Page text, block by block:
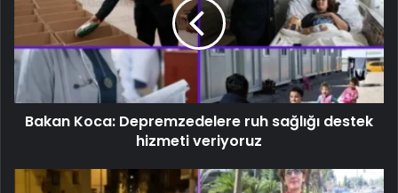
Bakan Koca: Depremzedelere ruh sağlığı destek
hizmeti veriyoruz